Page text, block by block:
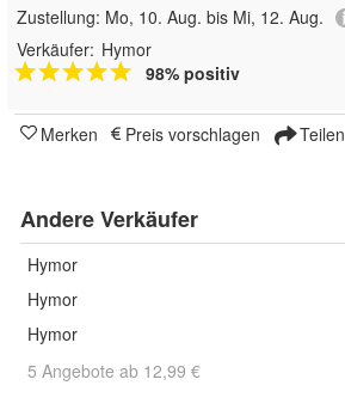
Zustellung: Mo, 10. Aug. bis Mi, 12. Aug.
Verkäufer: Hymor
98% positiv
Merken Preis vorschlagen Teilen
Andere Verkäufer
Hymor
Hymor
Hymor
5 Angebote ab 12,99 €